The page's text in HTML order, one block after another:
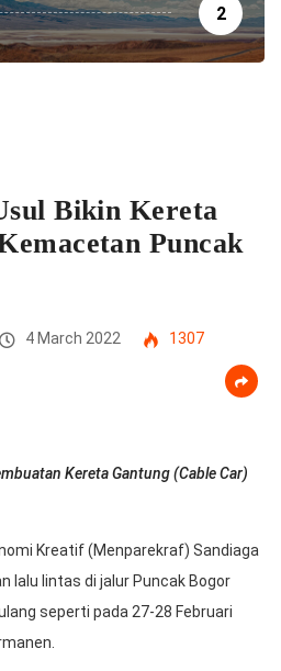
2
Bikin Kereta
Puncak
4 March 2022 1307